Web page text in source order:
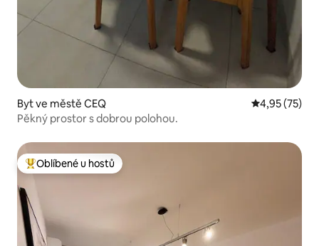
Byt ve městě CEQ Průměrné
4,95 (75)
Pěkný prostor s dobrou polohou.
Nejlepší v kategorii Oblíbené u hostů
Oblíbené u hostů